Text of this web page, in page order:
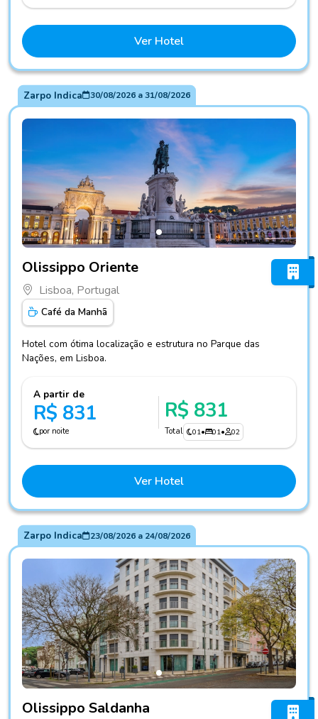
Ver Hotel
Zarpo Indica 30/08/2026a31/08/2026
Olissippo Oriente
Lisboa, Portugal
Café da Manhã
Hotel com ótima localização e estrutura no Parque das
Nações, em Lisboa.
A partir de
R$ 831
por noite
R$ 831
Total 01• 01• 02
Ver Hotel
Zarpo Indica 23/08/2026a 24/08/2026
Olissippo Saldanha